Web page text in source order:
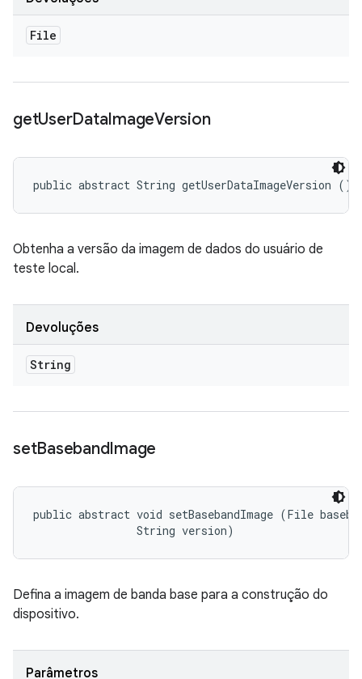
File
getUserDataImageVersion
public abstract String getUserDataImageVersion ()
Obtenha a versão da imagem de dados do usuário de
teste local.
Devoluções
String
setBasebandImage
public abstract void setBasebandImage (File
                String version)
Defina a imagem de banda base para a construção do
dispositivo.
Parâmetros